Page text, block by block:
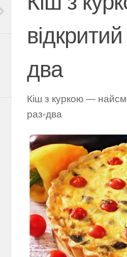
два
Кіш з куркою —
раз-два